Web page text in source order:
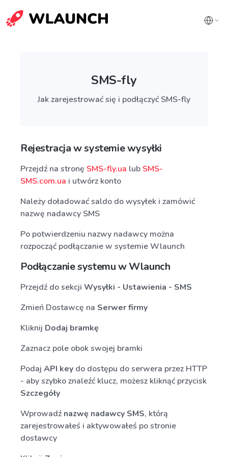
SMS-fly
Jak zarejestrować się i podłączyć SMS-fly
Rejestracja w systemie wysyłki
Przejdź na stronę SMS-fly.ua lub SMS-
SMS.com.ua i utwórz konto
Należy doładować saldo do wysyłek i zamówić
nazwę nadawcy SMS
Po potwierdzeniu nazwy nadawcy można
rozpocząć podłączanie w systemie Wlaunch
Podłączanie systemu w Wlaunch
Przejdź do sekcji Wysyłki - Ustawienia - SMS
Zmień Dostawcę na Serwer firmy
Kliknij Dodaj bramkę
Zaznacz pole obok swojej bramki
Podaj API key do dostępu do serwera przez HTTP
- aby szybko znaleźć klucz, możesz kliknąć przycisk
Szczegóły
Wprowadź nazwę nadawcy SMS, którą
zarejestrowałeś i aktywowałeś po stronie
dostawcy